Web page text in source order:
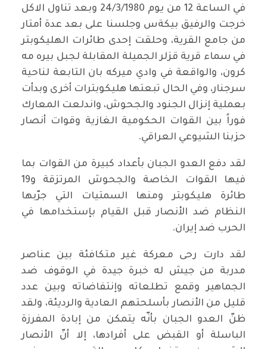
في الساعة 12 من يوم 24/3/1980 وبعد تناول الاكل
خرجت والرفيق بيكةس وجلسنا على بعد عدة أمتار
من جامع القرية، وحلقت إحدى طائرات الهليكوبتر
في سماء قرية قزلر الجميلة المقابلة لجبل بيره مه
كرون، والواقعة في وادي ميركه بان التابعة لناحية
سرجنار، وفي الحال تبعتها هليكوبترات أخرى وبدأت
بعملية إنزال الجنود والجحوش، واندلعت المعارك
فوراً بين القوات الحكومية الغازية وقوات أنصار
حزبنا الشيوعي العراقي.
لقد دفع العدو الجبان بأعداد كبيرة من القوات بما
فيها القوات الخاصة والجحوش المرتزقة و19
طائرة هليكوبتر ومنها السمتيات التي جرّبها
النظام ضد الأنصار قبل القيام بإستخدامها في
الحرب ضد إيران.
لقد دارت رحى معركة غير متكافئة بين عناصر
مدربة من جيش له خبرة جيدة في الوقوف ضد
الجماهير وقمع تطلعاته وإنتفاضاته وبين عدد
قليل من الأنصار بأسلحتهم العادية والرديئة، ولقد
ظنّ العدو الجبان بأنّه يتمكن من إبادة المفرزة
الباسلة أو القبض على أفرادها، إلا أنّ الأنصار